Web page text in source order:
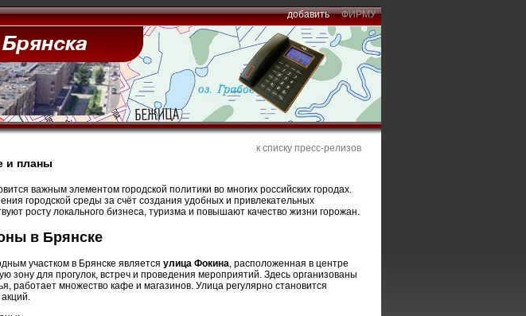
добавить ФИРМУ
к списку пресс-релизов
и планы
важным элементом городской политики во многих российских городах.
городской среды за счёт создания удобных и привлекательных
росту локального бизнеса, туризма и повышают качество жизни горожан.
в Брянске
участком в Брянске является улица Фокина, расположенная в центре
зону для прогулок, встреч и проведения мероприятий. Здесь организованы
работает множество кафе и магазинов. Улица регулярно становится